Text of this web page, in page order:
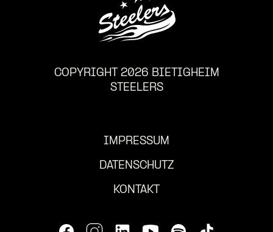
COPYRIGHT 2026 BIETIGHEIM
STEELERS
IMPRESSUM
DATENSCHUTZ
KONTAKT